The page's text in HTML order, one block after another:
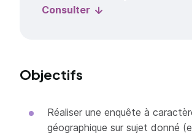
Consulter
Objectifs
Réaliser une enquête à
géographique sur sujet donné